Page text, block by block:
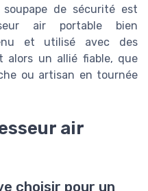
de sécurité est
air portable bien
et utilisé avec des
alors un allié fiable, que
ou artisan en tournée
air
choisir pour un